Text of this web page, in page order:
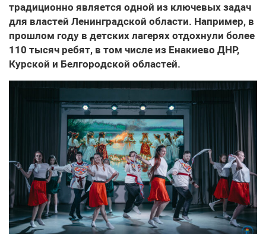
традиционно является одной из ключевых задач
для властей Ленинградской области. Например, в
прошлом году в детских лагерях отдохнули более
110 тысяч ребят, в том числе из Енакиево ДНР,
Курской и Белгородской областей.